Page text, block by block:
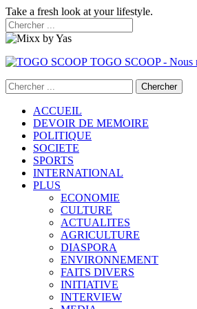
Take a fresh look at your lifestyle.
TOGO SCOOP - Nous
ACCUEIL
DEVOIR DE MEMOIRE
POLITIQUE
SOCIETE
SPORTS
INTERNATIONAL
PLUS
ECONOMIE
CULTURE
ACTUALITES
AGRICULTURE
DIASPORA
ENVIRONNEMENT
FAITS DIVERS
INITIATIVE
INTERVIEW